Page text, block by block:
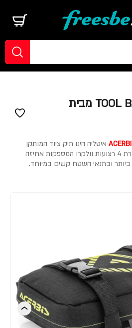
תיק ציוד קדמי TOOL BAG מבית
איטליה הינו תיק ציוד המותקן
ישירות על כידון האופנוע בעזרת 4 רצועות וולקרו המספקות אחיזה
ביותר ובתנאי השטח קשים במיוחד.